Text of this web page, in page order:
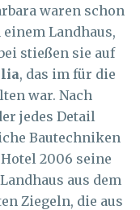
waren schon
Landhaus,
stießen sie auf
, das im für die
war. Nach
jedes Detail
Bautechniken
2006 seine
aus dem
Ziegeln, die aus